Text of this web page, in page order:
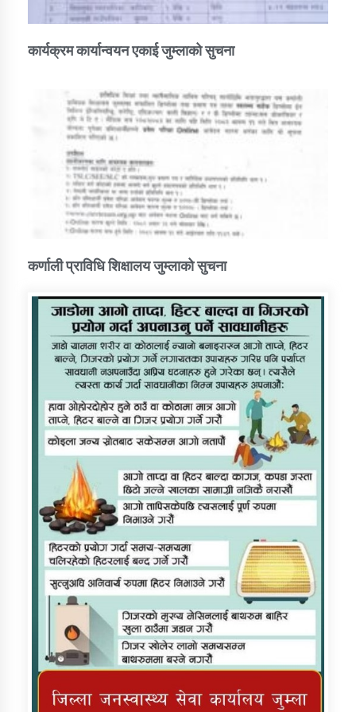
कार्यक्रम कार्यान्वयन एकाई जुम्लाको सुचना
कर्णाली प्राविधि शिक्षालय जुम्लाको सुचना